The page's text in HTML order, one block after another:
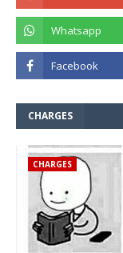
CHARGES
CHARGES